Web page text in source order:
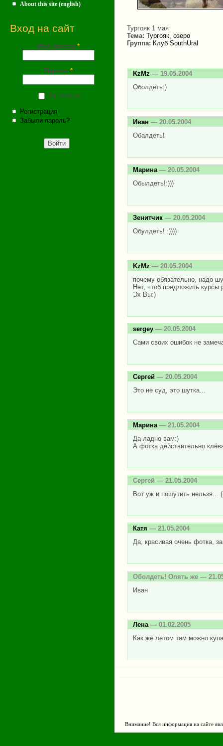
About this site (english)
Вход на сайт
Имя (почта) *
Пароль *
Запомнить
Регистрация
Забыли пароль?
Тургояк 1 мая
Тема: Тургояк, озеро
Группа: Клуб SouthUral
KzMz — 19.05.2004
Оболдеть:)
Иван — 20.05.2004
Обалдеть!
Марина — 20.05.2004
Обылдеть!:)))
Зенитчик — 20.05.2004
Обулдеть! :))))
KzMz — 20.05.2004
почему обязательно, надо
Нет, чтоб предложить курсы
Эх Вы:)
sergey — 20.05.2004
Сами своих ошибок не
Сергей — 20.05.2004
Это не суд, это шутка...
Марина — 21.05.2004
Да ладно вам:)
А фотка действительно
Сергей — 21.05.2004
Вот уж и пошутить нельзя...
Катя — 21.05.2004
Да, красивая очень фотка,
Оболдеть! Опять же —
Иван
Лена — 01.02.2005
Как же летом там можно
Внимание! Вся информация на сайте